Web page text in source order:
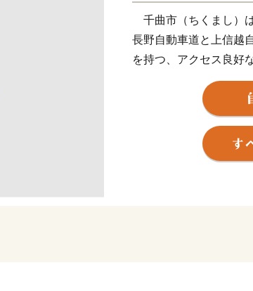
千曲市（ちくまし）
長野自動車道と上信越
を持つ、アクセス良好
また、一目十万本と
文化的景観に選定され
倉上山田温泉」、重要
山」など、多彩な地域